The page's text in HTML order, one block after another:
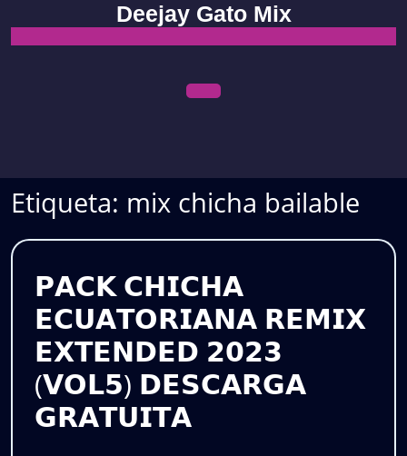
content
Deejay Gato Mix
Etiqueta: mix chicha bailable
𝗣𝗔𝗖𝗞 𝗖𝗛𝗜𝗖𝗛𝗔
𝗘𝗖𝗨𝗔𝗧𝗢𝗥𝗜𝗔𝗡𝗔 𝗥𝗘𝗠𝗜𝗫
𝗘𝗫𝗧𝗘𝗡𝗗𝗘𝗗 𝟮𝟬𝟮𝟯
(𝗩𝗢𝗟𝟱) 𝗗𝗘𝗦𝗖𝗔𝗥𝗚𝗔
𝗚𝗥𝗔𝗧𝗨𝗜𝗧𝗔𝗣𝗔𝗖𝗞